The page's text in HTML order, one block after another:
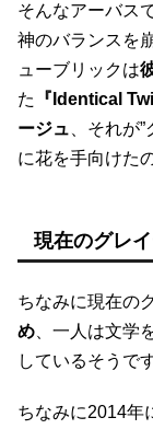
そんなアーバス
神のバランスを
ューブリックは
た
『Identical
ージュ、それが
に花を手向けた
現在のグレ
ちなみに現在の
め 、一人は文学
しているそうです
ちなみに2014年